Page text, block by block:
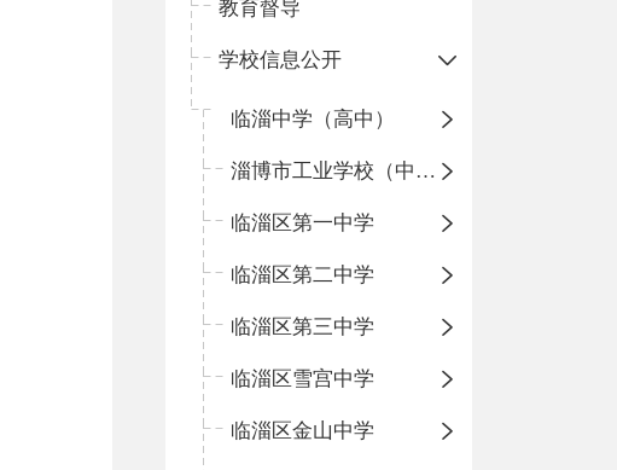
教育督导
学校信息公开
临淄中学（高中）
淄博市工业学校（中职学校）
临淄区第一中学
临淄区第二中学
临淄区第三中学
临淄区雪宫中学
临淄区金山中学